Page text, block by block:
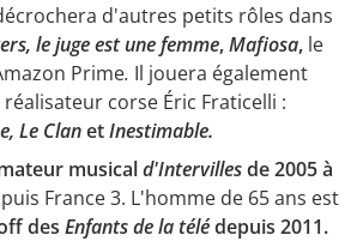
d'autres petits rôles dans
le juge est une femme,Mafiosa, le
Prime. Il jouera également
corse Éric Fraticelli :
Le ClanetInestimable.
musicald'Intervillesde 2005 à
France 3. L'homme de 65 ans est
des Enfants de la télédepuis 2011.